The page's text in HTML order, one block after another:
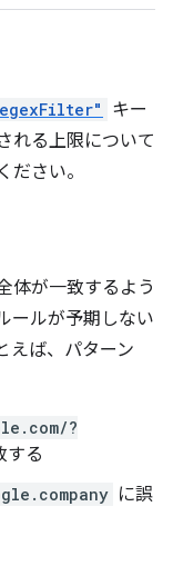
キー
れる上限について
ださい。
体が一致するよう
ールが予期しない
えば、パターン
?
する
に誤